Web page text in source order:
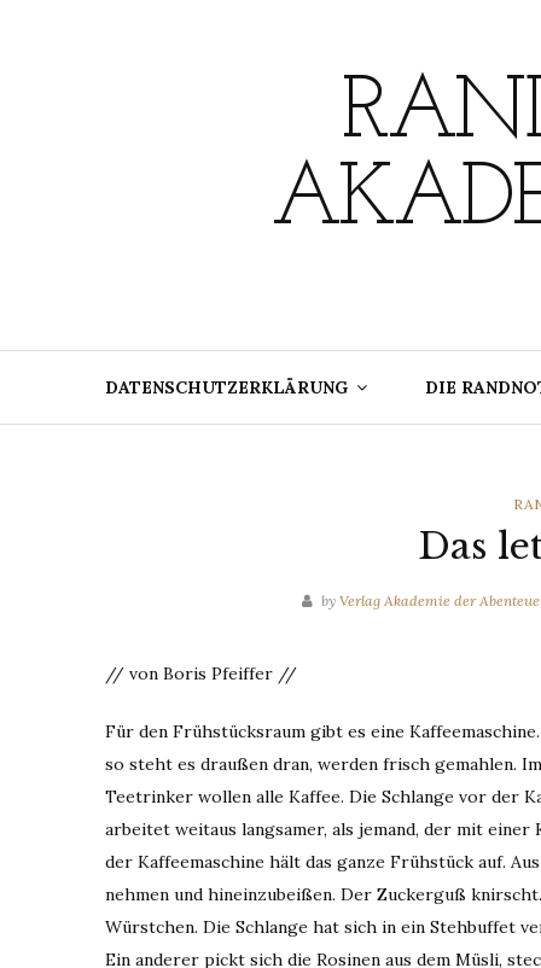
DATENSCHUTZERKLÄRUNG DIE
Das
by Verlag Akademie der
// von Boris Pfeiffer //
Für den Frühstücksraum gibt es eine
so steht es draußen dran, werden frisch gemahlen.
Teetrinker wollen alle Kaffee. Die Schlange vor der
arbeitet weitaus langsamer, als jemand, der mit
der Kaffeemaschine hält das ganze Frühstück auf.
nehmen und hineinzubeißen. Der Zuckerguß
Würstchen. Die Schlange hat sich in ein Stehbuffet
Ein anderer pickt sich die Rosinen aus dem Müsli,